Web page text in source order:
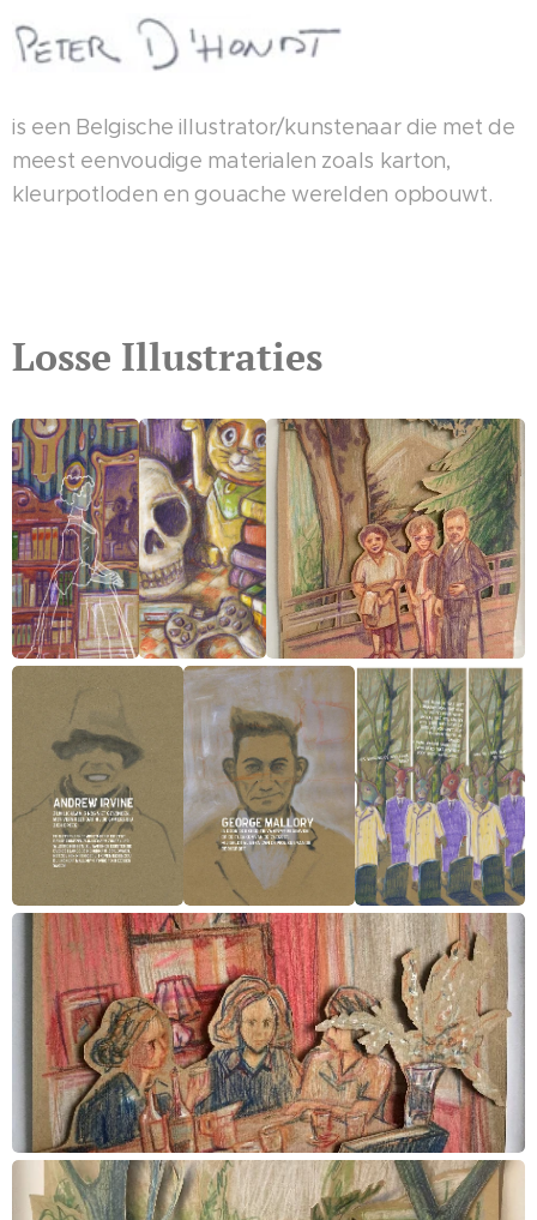
is een Belgische illustrator/kunstenaar die met de
meest eenvoudige materialen zoals karton,
kleurpotloden en gouache werelden opbouwt.
Losse Illustraties